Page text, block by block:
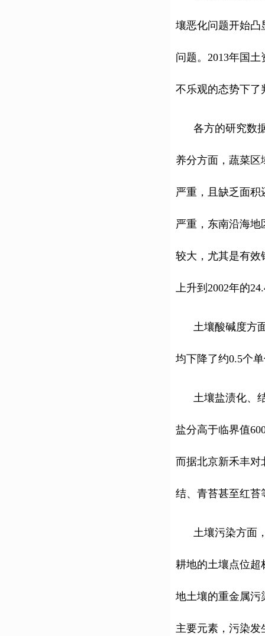
壤恶化问题开始凸
问题。2013年国
不乐观的态势下了
各方的研究数据
养分方面，蔬菜
严重，且缺乏面
严重，东南沿海
较大，尤其是有效
上升到2002年的
土壤酸碱度方面
均下降了约0.5个
土壤盐渍化、结
盐分高于临界值
而据北京新禾丰对
结、青苔甚至红苔
土壤污染方面，
耕地的土壤点位超
地土壤的重金属污
主要元素，污染发